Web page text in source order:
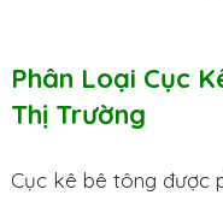
Phân Loại Cục
Thị Trường
Cục kê bê tông được